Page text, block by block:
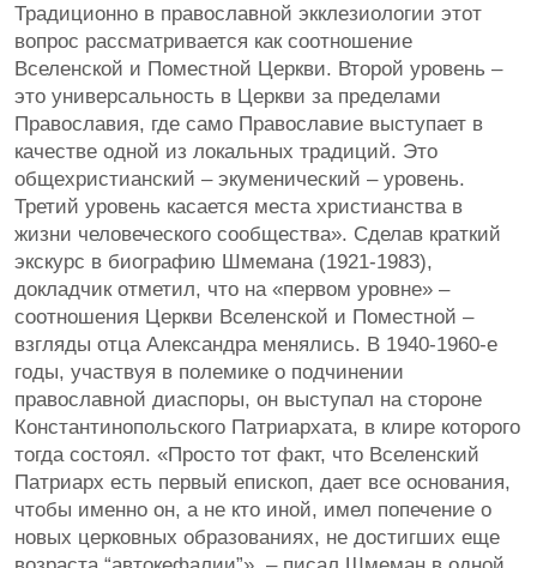
Традиционно в православной экклезиологии этот
вопрос рассматривается как соотношение
Вселенской и Поместной Церкви. Второй уровень –
это универсальность в Церкви за пределами
Православия, где само Православие выступает в
качестве одной из локальных традиций. Это
общехристианский – экуменический – уровень.
Третий уровень касается места христианства в
жизни человеческого сообщества». Сделав краткий
экскурс в биографию Шмемана (1921-1983),
докладчик отметил, что на «первом уровне» –
соотношения Церкви Вселенской и Поместной –
взгляды отца Александра менялись. В 1940-1960-е
годы, участвуя в полемике о подчинении
православной диаспоры, он выступал на стороне
Константинопольского Патриархата, в клире которого
тогда состоял. «Просто тот факт, что Вселенский
Патриарх есть первый епископ, дает все основания,
чтобы именно он, а не кто иной, имел попечение о
новых церковных образованиях, не достигших еще